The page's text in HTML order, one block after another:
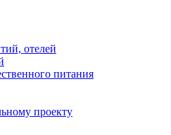
отелей
питания
проекту